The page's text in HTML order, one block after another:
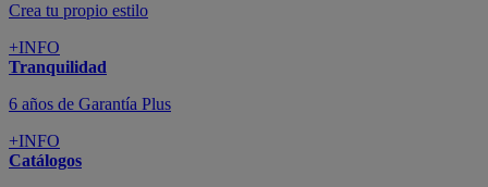
Crea tu propio estilo
+INFO
Tranquilidad
6 años de Garantía Plus
+INFO
Catálogos